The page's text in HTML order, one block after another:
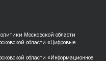
Московской области
области «Цифровые
области «Информационное